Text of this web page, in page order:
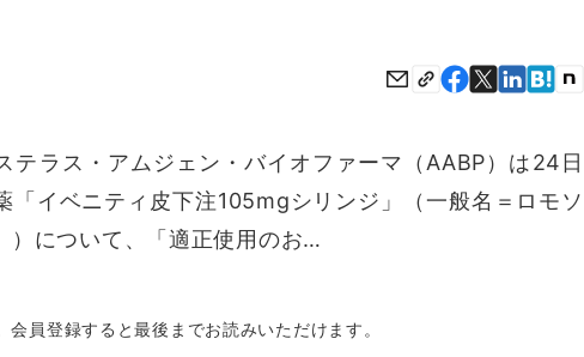
ラス・アムジェン・バイオファーマ（AABP）は24日
「イベニティ皮下注105mgシリンジ」（一般名＝ロモソ
）について、「適正使用のお…
会員登録すると最後までお読みいただけます。